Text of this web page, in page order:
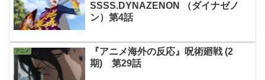
SSSS.DYNAZENON （ダイナゼノ
ン）第4話
アニメ
『アニメ海外の反応』呪術廻戦 (2
期) 第29話